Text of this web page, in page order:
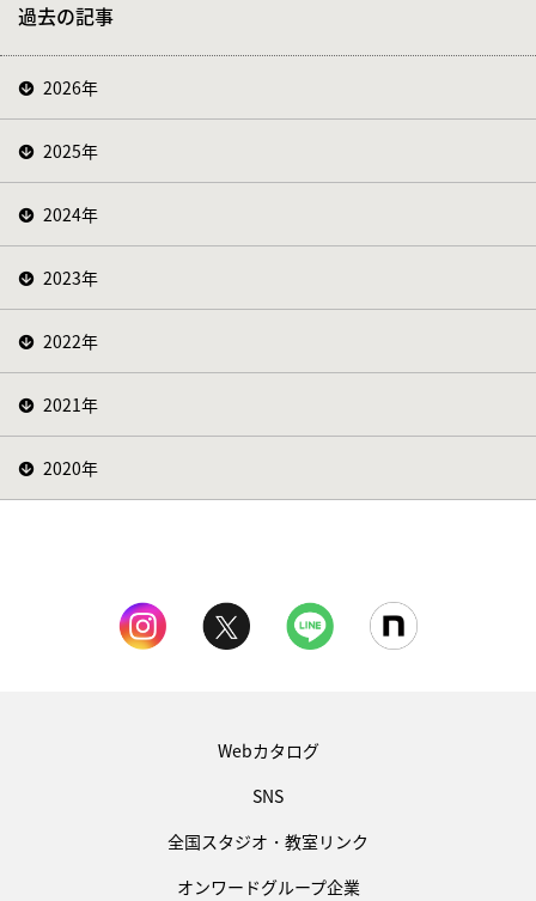
過去の記事
2026年
2025年
2024年
2023年
2022年
2021年
2020年
Webカタログ
SNS
全国スタジオ・教室リンク
オンワードグループ企業